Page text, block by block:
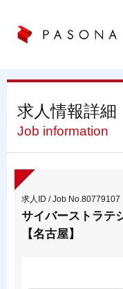
求人情報詳細
Job information
求人ID / Job No.80779107
サイバーストラテ
【名古屋】